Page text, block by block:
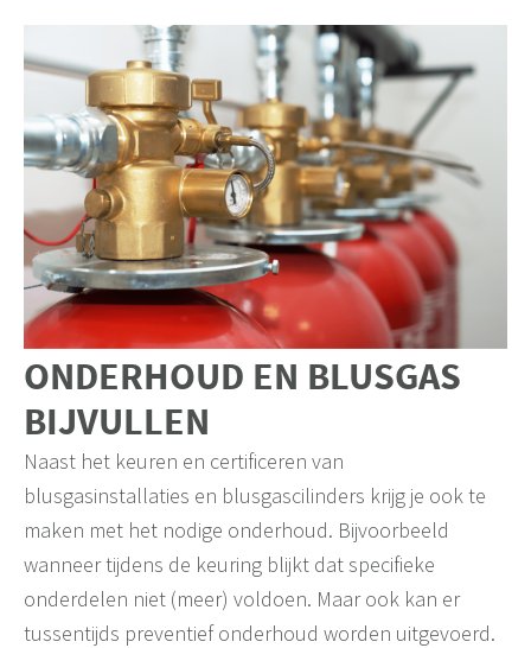
ONDERHOUD EN BLUSGAS
BIJVULLEN
Naast het keuren en certificeren van
blusgasinstallaties en blusgascilinders krijg je ook te
maken met het nodige onderhoud. Bijvoorbeeld
wanneer tijdens de keuring blijkt dat specifieke
onderdelen niet (meer) voldoen. Maar ook kan er
tussentijds preventief onderhoud worden uitgevoerd.